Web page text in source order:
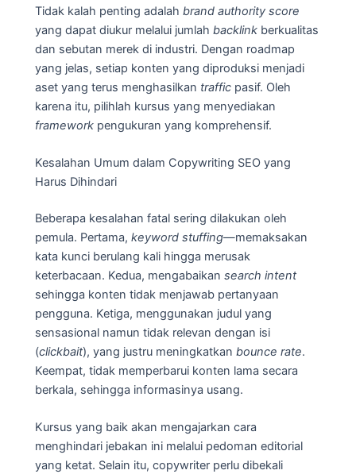
Tidak kalah penting adalah brand authority score
yang dapat diukur melalui jumlah backlink berkualitas
dan sebutan merek di industri. Dengan roadmap
yang jelas, setiap konten yang diproduksi menjadi
aset yang terus menghasilkan traffic pasif. Oleh
karena itu, pilihlah kursus yang menyediakan
framework pengukuran yang komprehensif.
Kesalahan Umum dalam Copywriting SEO yang
Harus Dihindari
Beberapa kesalahan fatal sering dilakukan oleh
pemula. Pertama, keyword stuffing—memaksakan
kata kunci berulang kali hingga merusak
keterbacaan. Kedua, mengabaikan search intent
sehingga konten tidak menjawab pertanyaan
pengguna. Ketiga, menggunakan judul yang
sensasional namun tidak relevan dengan isi
(clickbait), yang justru meningkatkan bounce rate.
Keempat, tidak memperbarui konten lama secara
berkala, sehingga informasinya usang.
Kursus yang baik akan mengajarkan cara
menghindari jebakan ini melalui pedoman editorial
yang ketat. Selain itu, copywriter perlu dibekali